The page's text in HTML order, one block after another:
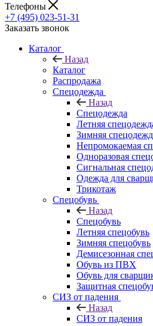
Телефоны
+7 (495) 023-51-31
Заказать звонок
Каталог
Назад
Каталог
Распродажа
Спецодежда
Назад
Спецодежда
Летняя
Зимняя
Непромокаемая
Одноразовая
Сигнальная
Одежда для
Трикотаж
Спецобувь
Назад
Спецобувь
Летняя спецобувь
Зимняя спецобувь
Демисезонная
Обувь из ПВХ
Обувь для
Защитная
СИЗ от падения
Назад
СИЗ от падения